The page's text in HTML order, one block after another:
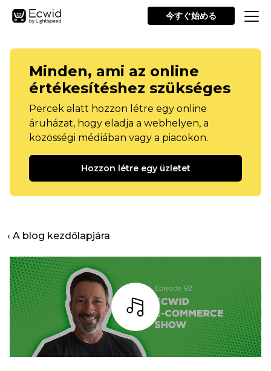
今すぐ始める
Minden, ami az online
értékesítéshez szükséges
Percek alatt hozzon létre egy online
áruházat, hogy eladja a webhelyen, a
közösségi médiában vagy a piacokon.
Hozzon létre egy üzletet
‹ A blog kezdőlapjára
Hallgass